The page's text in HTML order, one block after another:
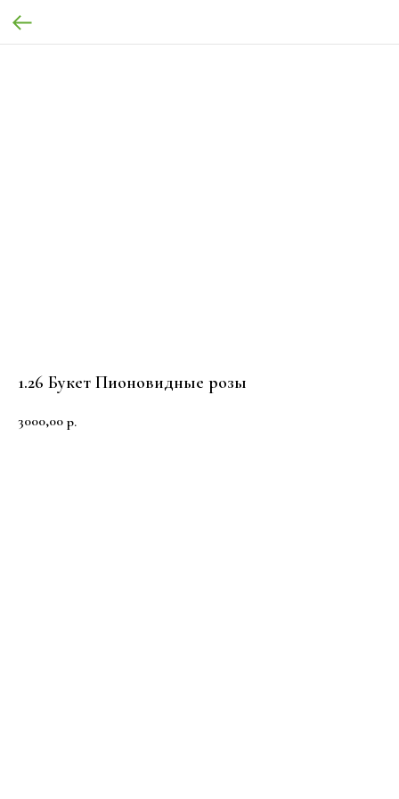
1.26 Букет Пионовидные розы
3000,00 р.